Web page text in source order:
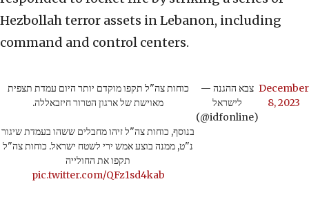
Hezbollah terror assets in Lebanon, including
command and control centers.
כוחות צה"ל תקפו מוקדם יותר היום עמדת תצפית
מאוישת של ארגון הטרור חיזבאללה.
בנוסף, כוחות צה"ל זיהו מחבלים ששהו בעמדת שיגור
נ"ט, ממנה בוצע אמש ירי לשטח ישראל. כוחות צה"ל
תקפו את החולייה
pic.twitter.com/QFz1sd4kab
— צבא ההגנה
לישראל
(@idfonline)
December
8, 2023